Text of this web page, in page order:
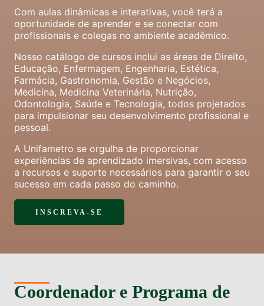
Com aulas dinâmicas e interativas, você terá a
oportunidade de aprender e se conectar com
profissionais e colegas no ambiente acadêmico.
Nosso catálogo de cursos inclui as áreas de Direito,
Educação, Enfermagem, Engenharia, Estética,
Farmácia, Gastronomia, Gestão e Negócios,
Medicina, Medicina Veterinária, Nutrição,
Odontologia, Saúde e Tecnologia, todos projetados
para impulsionar seu desenvolvimento profissional e
pessoal.
A Unifametro se orgulha de proporcionar
experiências de aprendizado imersivas, com acesso
a recursos e suporte necessários para garantir o seu
sucesso em cada passo do caminho.
INSCREVA-SE
Coordenador e Programa de